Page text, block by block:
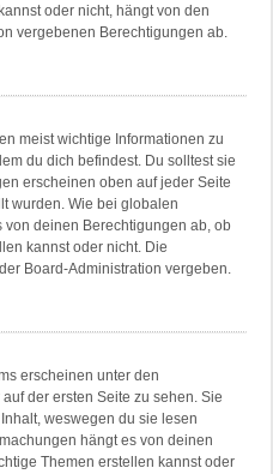
oder nicht, hängt von den
vergebenen Berechtigungen ab.
meist wichtige Informationen zu
du dich befindest. Du solltest sie
erscheinen oben auf jeder Seite
wurden. Wie bei globalen
von deinen Berechtigungen ab, ob
kannst oder nicht. Die
Board-Administration vergeben.
erscheinen unter den
der ersten Seite zu sehen. Sie
weswegen du sie lesen
hängt es von deinen
Themen erstellen kannst oder